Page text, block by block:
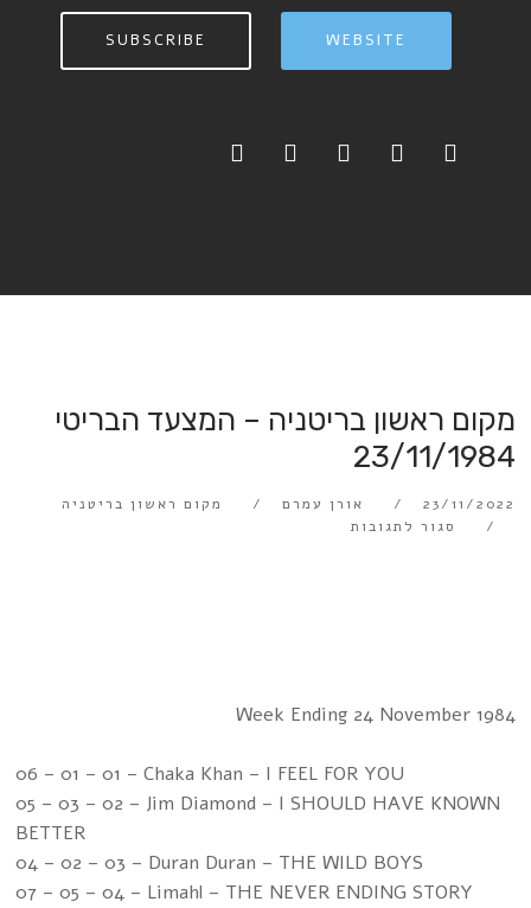
WEBSITE
SUBSCRIBE
מקום ראשון בריטניה – המצעד הבריטי
23/11/1984
23/11/2022 אורן עמרם
מקום ראשון בריטניה
סגור לתגובות
Week Ending 24 November 1984
06 – 01 – 01 – Chaka Khan – I FEEL FOR YOU
05 – 03 – 02 – Jim Diamond – I SHOULD HAVE KNOWN
BETTER
04 – 02 – 03 – Duran Duran – THE WILD BOYS
07 – 05 – 04 – Limahl – THE NEVER ENDING STORY